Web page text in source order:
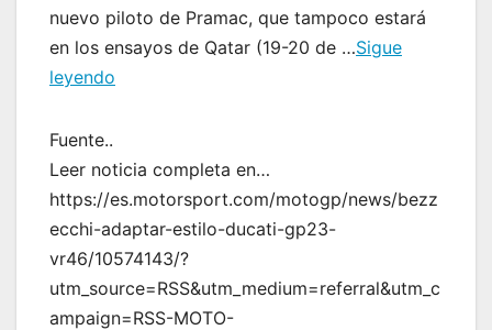
nuevo piloto de Pramac, que tampoco estará
en los ensayos de Qatar (19-20 de …Sigue
leyendo
Fuente..
Leer noticia completa en…
https://es.motorsport.com/motogp/news/bezz
ecchi-adaptar-estilo-ducati-gp23-
vr46/10574143/?
utm_source=RSS&utm_medium=referral&utm_c
ampaign=RSS-MOTO-